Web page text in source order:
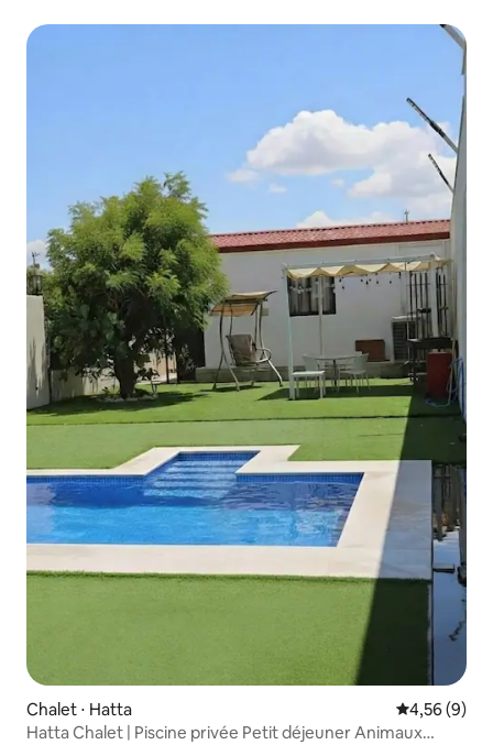
Chalet ⋅ Hatta Évaluation
4,56 (9)
Hatta Chalet | Piscine privée Petit déjeuner Animaux